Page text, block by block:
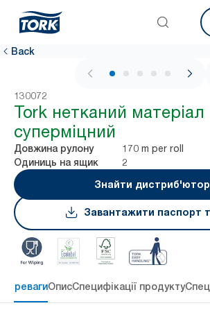
Back
1 / 5
130072
Tork нетканий матеріал
суперміцний
Довжина рулону 170 m per roll
Одиниць на ящик
2
Знайти
Завантажити паспорт
перевагиОписСпецифікації продукту